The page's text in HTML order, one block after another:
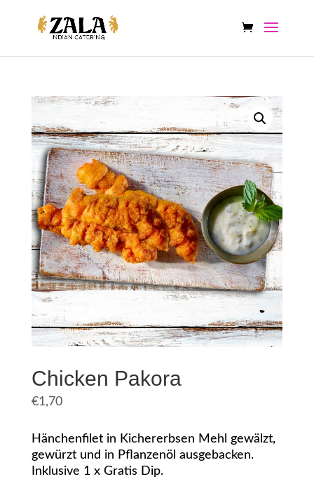
Chicken Pakora
€1,70
Hänchenfilet in Kichererbsen Mehl gewälzt,
gewürzt und in Pflanzenöl ausgebacken.
Inklusive 1 x Gratis Dip.